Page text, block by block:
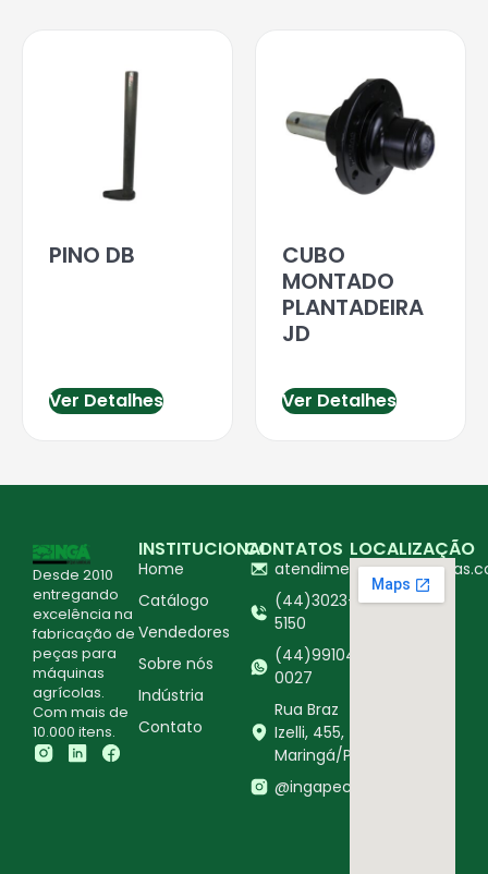
PINO DB
Ver Detalhes
CUBO
MONTADO
PLANTADEIRA
JD
Ver Detalhes
Desde 2010
entregando
excelência na
fabricação de
peças para
máquinas
agrícolas.
Com mais de
10.000 itens.
INSTITUCIONAL
Home
Catálogo
Vendedores
Sobre nós
Indústria
Contato
CONTATOS
(44)3023-
5150
(44)99104-
0027
Rua Braz
Izelli, 455,
Maringá/PR
@ingapecasagricolas
LOCALIZAÇÃO